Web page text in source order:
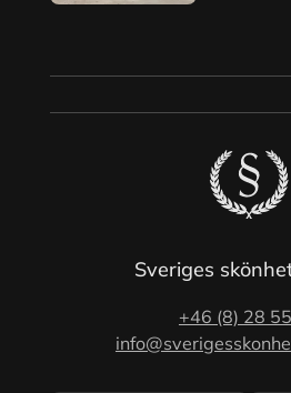
Sveriges
+46 (8) 28